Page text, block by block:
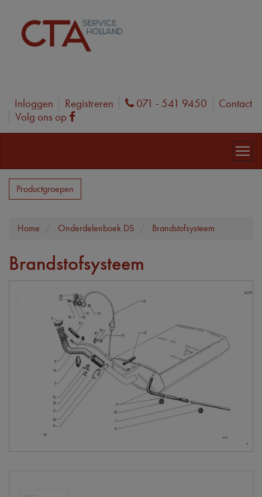
Inloggen Registreren Phone
071 - 541 9450
Contact
Volg ons op
Facebook
Productgroepen
Home Onderdelenboek DS Brandstofsysteem
Brandstofsysteem